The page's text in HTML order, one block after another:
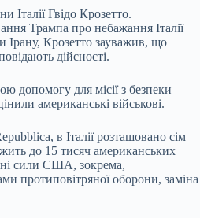
Італії Гвідо Крозетто.
Трампа про небажання Італії
Крозетто зауважив, що
дійсності.
допомогу для місії з безпеки
американські військові.
в Італії розташовано сім
до 15 тисяч американських
сили США, зокрема,
протиповітряної оборони, заміна